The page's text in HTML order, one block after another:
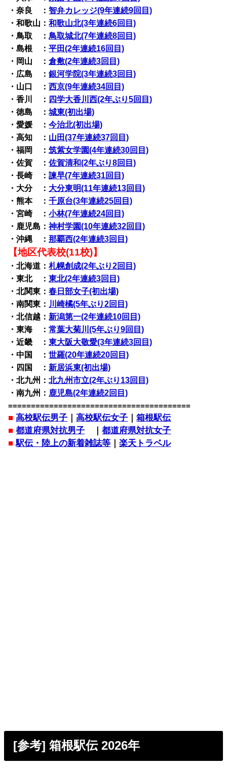
・奈良 ：智弁カレッジ(9年連続9回目)
・和歌山：和歌山北(3年連続6回目)
・鳥取 ：鳥取城北(7年連続8回目)
・島根 ：平田(2年連続16回目)
・岡山 ：倉敷(2年連続3回目)
・広島 ：銀河学院(3年連続3回目)
・山口 ：西京(9年連続34回目)
・香川 ： 四学大香川西(2年ぶり5回目)
・徳島 ：城東(初出場)
・愛媛 ：今治北(初出場)
・高知 ： 山田(37年連続37回目)
・福岡 ：筑紫女学園(4年連続30回目)
・佐賀 ：佐賀清和(2年ぶり8回目)
・長崎 ：諫早(7年連続31回目)
・大分 ： 大分東明(11年連続13回目)
・熊本 ：千原台(3年連続25回目)
・宮崎 ：小林(7年連続24回目)
・鹿児島：神村学園(10年連続32回目)
・沖縄 ：那覇西(2年連続3回目)
【地区代表校(11校)】
・北海道：札幌創成(2年ぶり2回目)
・東北 ：東北(2年連続3回目)
・北関東：春日部女子(初出場)
・南関東： 川崎橘(5年ぶり2回目)
・北信越： 新潟第一(2年連続10回目)
・東海 ：常葉大菊川(5年ぶり9回目)
・近畿 ：東大阪大敬愛(3年連続3回目)
・中国 ：世羅(20年連続20回目)
・四国 ： 新居浜東(初出場)
・北九州：北九州市立(2年ぶり13回目)
・南九州： 鹿児島(2年連続2回目)
========================================
■ 高校駅伝男子 ｜高校駅伝女子 ｜箱根駅伝
■ 都道府県対抗男子 ｜都道府県対抗女子
■ 駅伝・陸上の新着雑誌等 ｜楽天トラベル
[参考] 箱根駅伝 2026年